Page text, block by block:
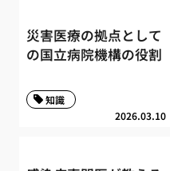
災害医療の拠点として
の国立病院機構の役割
2026.03.10
知識